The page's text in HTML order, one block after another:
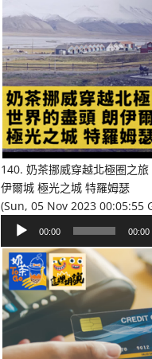
140. 奶茶挪威穿越北極圈之
伊爾城 極光之城 特羅姆瑟
(Sun, 05 Nov 2023 00:05:55
播
放
器
00:00 00:00